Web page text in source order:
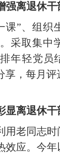
强离退休干
课”、组织
采取集中
年轻党员
享，每月评
显离退休
用老同志
效应。今